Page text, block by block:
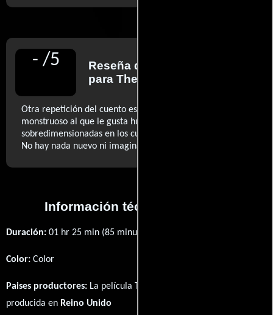
- /5 Reseña de
para The New York Times
Otra repetición del cuento estándar del vampiro
monstruoso al que le gusta hundir sus dentaduras
sobredimensionadas en los cuellos de las chicas guapas.
No hay nada nuevo ni imaginativo en ello.
Información técnica y general
Duración: 01 hr 25 min (85 minutos) .
Color: Color
Paises productores: La película The Brides of Dracula fué
producida en Reino Unido